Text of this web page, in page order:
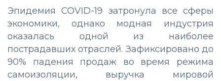
Эпидемия COVID-19 затронула все сферы
экономики, однако модная индустрия
оказалась одной из наиболее
пострадавших отраслей. Зафиксировано до
90% падения продаж во время режима
самоизоляции, выручка мировой